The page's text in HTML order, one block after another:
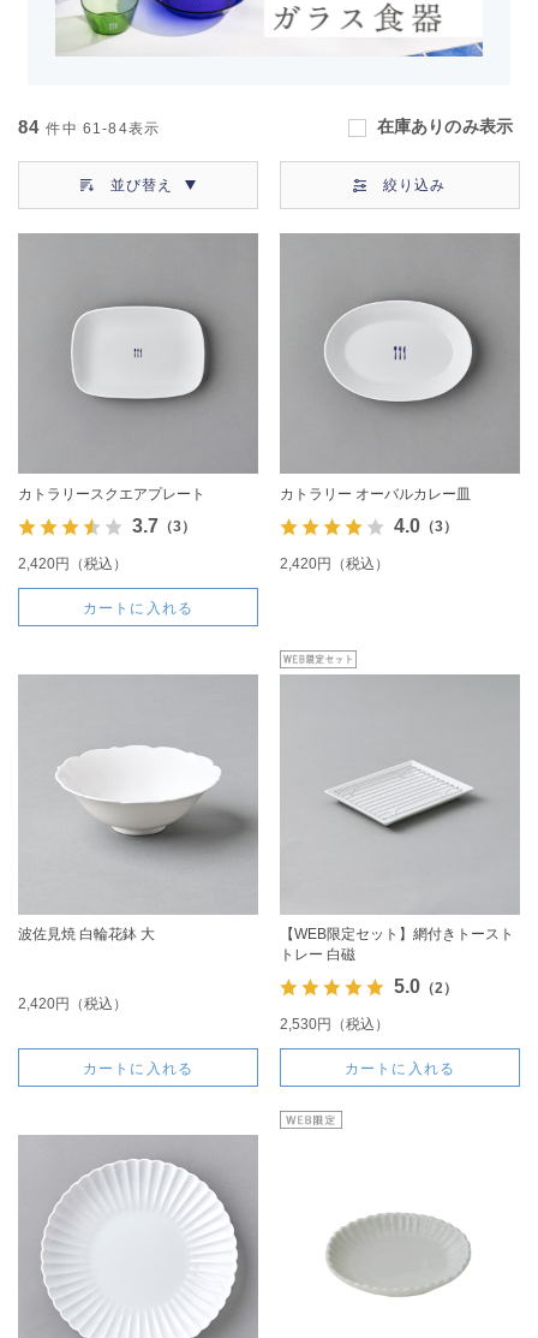
84 件中 61-84表示 在庫ありのみ表示
並び替え 絞り込み
カトラリースクエアプレート
3.7 （3）
2,420円（税込）
カートに入れる
カトラリー オーバルカレー皿
4.0（3）
2,420円（税込）
波佐見焼 白輪花鉢 大
2,420円（税込）
カートに入れる
【WEB限定セット】網付きトースト
トレー 白磁
5.0（2）
2,530円（税込）
カートに入れる